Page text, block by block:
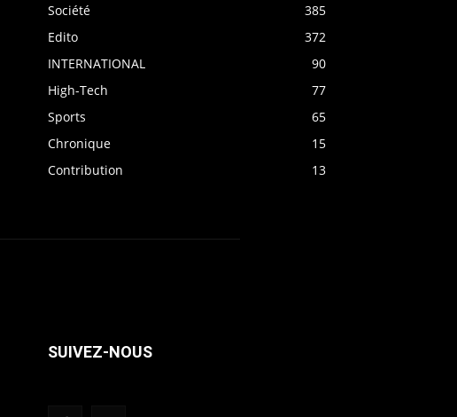
Société
385
Edito
372
INTERNATIONAL
90
High-Tech
77
Sports
65
Chronique
15
Contribution
13
SUIVEZ-NOUS